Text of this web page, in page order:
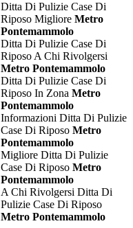
Ditta Di Pulizie Case Di
Riposo Migliore Metro
Pontemammolo
Ditta Di Pulizie Case Di
Riposo A Chi Rivolgersi
Metro Pontemammolo
Ditta Di Pulizie Case Di
Riposo In Zona Metro
Pontemammolo
Informazioni Ditta Di Pulizie
Case Di Riposo Metro
Pontemammolo
Migliore Ditta Di Pulizie
Case Di Riposo Metro
Pontemammolo
A Chi Rivolgersi Ditta Di
Pulizie Case Di Riposo
Metro Pontemammolo